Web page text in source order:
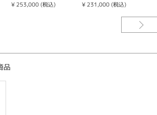
」は、フランス語でヴィンテージを意味します。1
なディティールに、現代の技術・素材・トレンドを
、シルバーダイアル、レザーストラップ
¥ 253,000 (税込) ¥ 231,000 (税込)
品